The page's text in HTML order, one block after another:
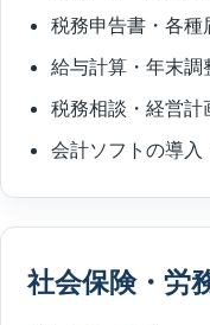
税務申告書・各種
給与計算・年末調
税務相談・経営計
会計ソフトの導入
社会保険・労